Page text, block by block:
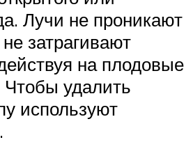
Лучи не проникают
затрагивают
на плодовые
удалить
используют